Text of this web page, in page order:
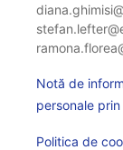
Notă de
personale
Politica de